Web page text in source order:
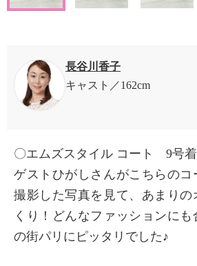
長谷川香子
キャスト
162cm
〇エムズスタイル コート 9号着
ゲストひがしさんがこちらの
撮影した写真を見て、あまりの
くり！どんなファッションにも
の街パリにピッタリでした♪